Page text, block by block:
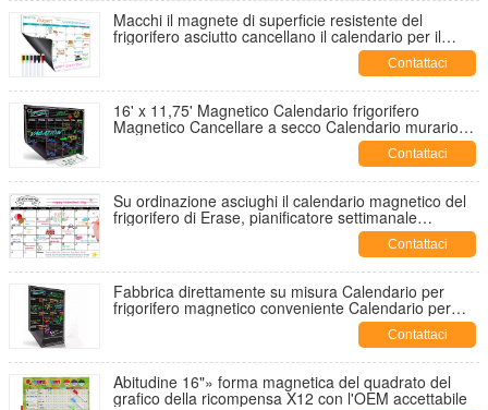
Macchi il magnete di superficie resistente del
frigorifero asciutto cancellano il calendario per il
Contattaci
16' x 11,75' Magnetico Calendario frigorifero
Magnetico Cancellare a secco Calendario murario
Contattaci
Su ordinazione asciughi il calendario magnetico del
frigorifero di Erase, pianificatore settimanale
Contattaci
Fabbrica direttamente su misura Calendario per
frigorifero magnetico conveniente Calendario per
Contattaci
Abitudine 16"» forma magnetica del quadrato del
grafico della ricompensa X12 con l'OEM accettabile